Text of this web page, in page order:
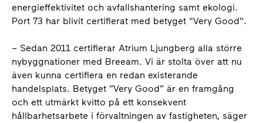
energieffektivitet och avfallshantering samt ekologi.
Port 73 har blivit certifierat med betyget "Very Good".
– Sedan 2011 certifierar Atrium Ljungberg alla större
nybyggnationer med Breeam. Vi är stolta över att nu
även kunna certifiera en redan existerande
handelsplats. Betyget ”Very Good” är en framgång
och ett utmärkt kvitto på ett konsekvent
hållbarhetsarbete i förvaltningen av fastigheten, säger